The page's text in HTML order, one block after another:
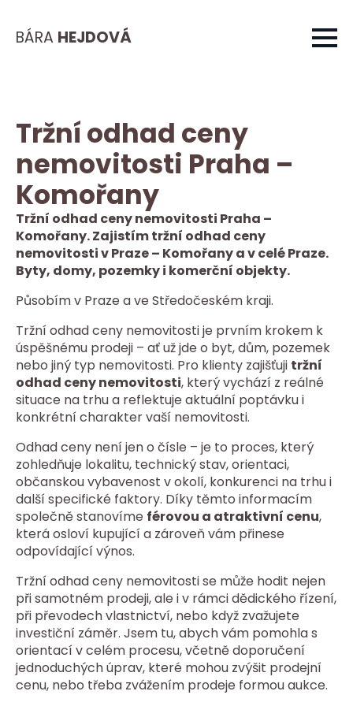
BÁRA HEJDOVÁ
Tržní odhad ceny
nemovitosti Praha –
Komořany
Tržní odhad ceny nemovitosti Praha –
Komořany. Zajistím tržní odhad ceny
nemovitosti v Praze – Komořany a v celé Praze.
Byty, domy, pozemky i komerční objekty.
Působím v Praze a ve Středočeském kraji.
Tržní odhad ceny nemovitosti je prvním krokem k
úspěšnému prodeji – ať už jde o byt, dům, pozemek
nebo jiný typ nemovitosti. Pro klienty zajišťuji tržní
odhad ceny nemovitosti, který vychází z reálné
situace na trhu a reflektuje aktuální poptávku i
konkrétní charakter vaší nemovitosti.
Odhad ceny není jen o čísle – je to proces, který
zohledňuje lokalitu, technický stav, orientaci,
občanskou vybavenost v okolí, konkurenci na trhu i
další specifické faktory. Díky těmto informacím
společně stanovíme férovou a atraktivní cenu,
která osloví kupující a zároveň vám přinese
odpovídající výnos.
Tržní odhad ceny nemovitosti se může hodit nejen
při samotném prodeji, ale i v rámci dědického řízení,
při převodech vlastnictví, nebo když zvažujete
investiční záměr. Jsem tu, abych vám pomohla s
orientací v celém procesu, včetně doporučení
jednoduchých úprav, které mohou zvýšit prodejní
cenu, nebo třeba zvážením prodeje formou aukce.